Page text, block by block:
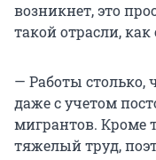
возникнет, это
такой отрасли, как
— Работы столько,
даже с учетом
мигрантов. Кроме
тяжелый труд,